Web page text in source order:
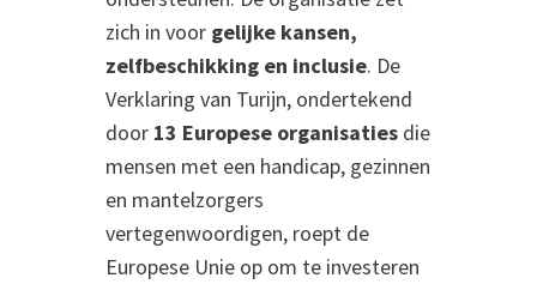
zich in voor gelijke kansen,
zelfbeschikking en inclusie. De
Verklaring van Turijn, ondertekend
door 13 Europese organisaties die
mensen met een handicap, gezinnen
en mantelzorgers
vertegenwoordigen, roept de
Europese Unie op om te investeren